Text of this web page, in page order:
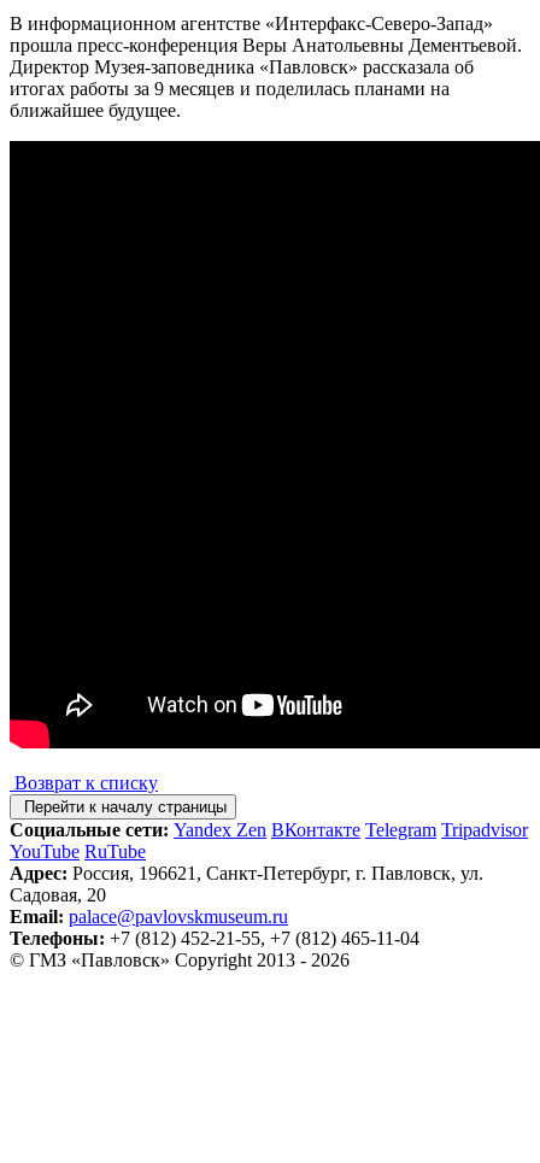
В информационном агентстве «Интерфакс-Северо-Запад»
прошла пресс-конференция Веры Анатольевны Дементьевой.
Директор Музея-заповедника «Павловск» рассказала об
итогах работы за 9 месяцев и поделилась планами на
ближайшее будущее.
Возврат к списку
Перейти к началу страницы
Социальные сети: Yandex Zen ВКонтакте Telegram Tripadvisor
YouTube RuTube
Адрес: Россия, 196621, Санкт-Петербург, г. Павловск, ул.
Садовая, 20
Email: palace@pavlovskmuseum.ru
Телефоны: +7 (812) 452-21-55, +7 (812) 465-11-04
© ГМЗ «Павловск» Copyright 2013 - 2026